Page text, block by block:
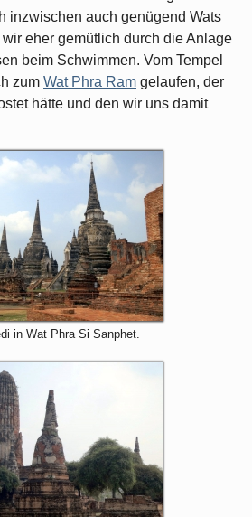
inzwischen auch genügend Wats
eher gemütlich durch die Anlage
beim Schwimmen. Vom Tempel
zum Wat Phra Ram gelaufen, der
hätte und den wir uns damit
in Wat Phra Si Sanphet.